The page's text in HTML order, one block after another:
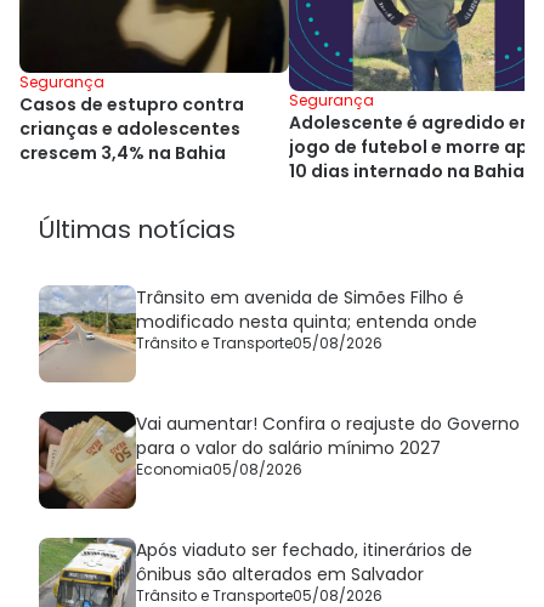
Segurança
Casos de estupro contra
crianças e adolescentes
crescem 3,4% na Bahia
Segurança
Adolescente é agredido em
jogo de futebol e morre
10 dias internado na Bahia
Últimas notícias
Trânsito em avenida de Simões Filho é
modificado nesta quinta; entenda onde
Trânsito e Transporte05/08/2026
Vai aumentar! Confira o reajuste do Governo
para o valor do salário mínimo 2027
Economia05/08/2026
Após viaduto ser fechado, itinerários de
ônibus são alterados em Salvador
Trânsito e Transporte05/08/2026